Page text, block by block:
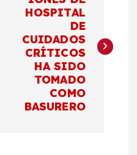
HOSPITAL
DE
CUIDADOS
CRÍTICOS
HA SIDO
TOMADO
COMO
BASURERO